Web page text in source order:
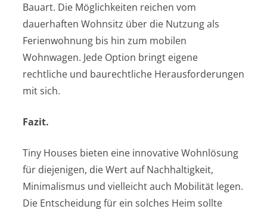
Bauart. Die Möglichkeiten reichen vom
dauerhaften Wohnsitz über die Nutzung als
Ferienwohnung bis hin zum mobilen
Wohnwagen. Jede Option bringt eigene
rechtliche und baurechtliche Herausforderungen
mit sich.
Fazit.
Tiny Houses bieten eine innovative Wohnlösung
für diejenigen, die Wert auf Nachhaltigkeit,
Minimalismus und vielleicht auch Mobilität legen.
Die Entscheidung für ein solches Heim sollte